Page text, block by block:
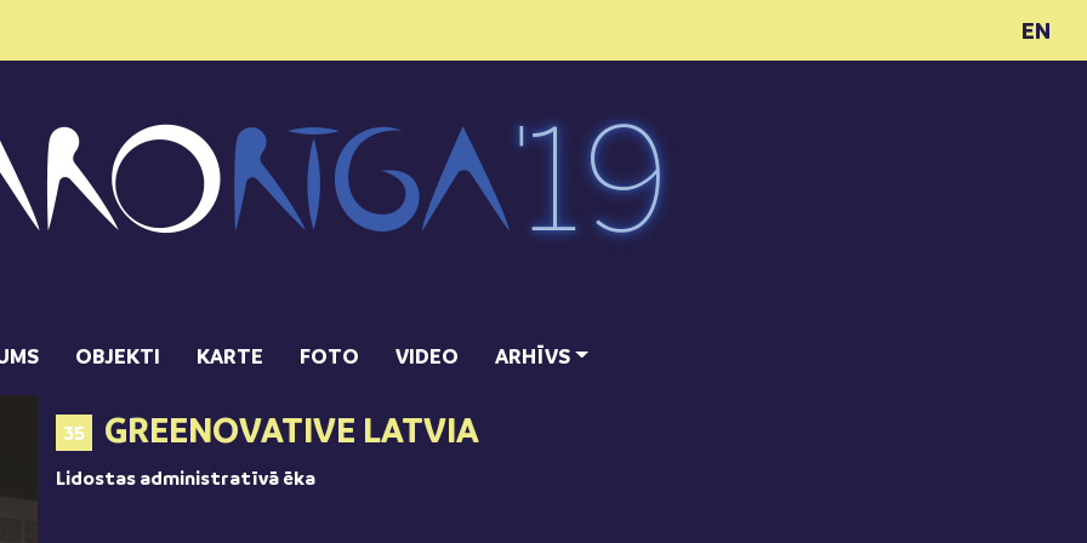
EN
OBJEKTI KARTE FOTO VIDEO ARHĪVS
35 GREENOVATIVE LATVIA
Lidostas administratīvā ēka